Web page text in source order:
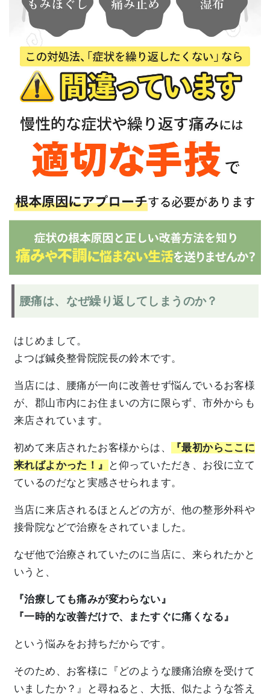
腰痛は、なぜ繰り返してしまうのか？
はじめまして。
よつば鍼灸整骨院院長の鈴木です。
当店には、腰痛が一向に改善せず悩んでいるお客様
が、郡山市内にお住まいの方に限らず、市外からも
来店されています。
初めて来店されたお客様からは、
『最初からここに
来ればよかった！』
と仰っていただき、お役に立て
ているのだなと実感させられます。
当店に来店されるほとんどの方が、他の整形外科や
接骨院などで治療をされていました。
なぜ他で治療されていたのに当店に、来られたかと
いうと、
『治療しても痛みが変わらない』
『一時的な改善だけで、またすぐに痛くなる』
という悩みをお持ちだからです。
そのため、お客様に『どのような腰痛治療を受けて
いましたか？』と尋ねると、大抵、似たような答え